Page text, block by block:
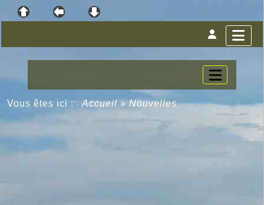
Vous êtes ici : Accueil »Nouvelles